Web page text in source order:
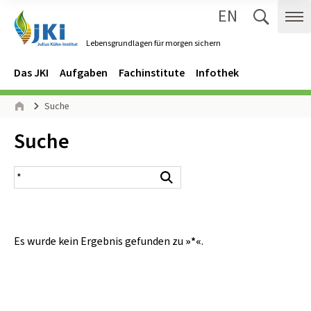
Lebensgrundlagen für morgen sichern
EN
Navigation
Hauptmenü
Das JKI Aufgaben Fachinstitute Infothek
Seitenpfad
Suche
Inhalt:
Suche
Suchergebnis
Es wurde kein Ergebnis gefunden zu »*«.